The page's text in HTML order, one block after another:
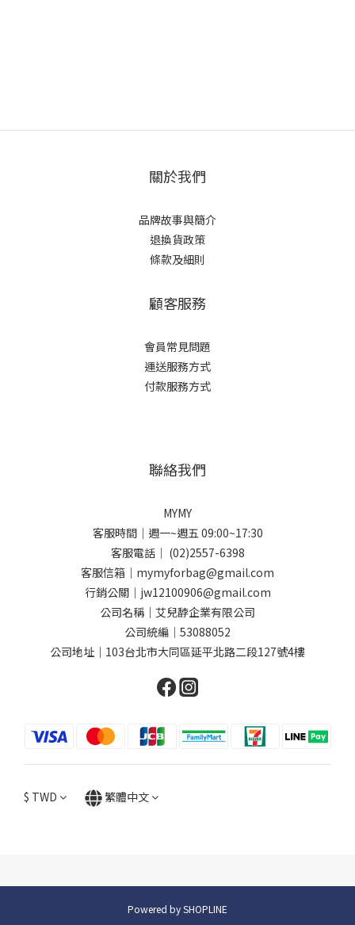
關於我們
品牌故事與簡介
退換貨政策
條款及細則
顧客服務
會員常見問題
運送服務方式
付款服務方式
聯絡我們
MYMY
客服時間｜週一~週五 09:00~17:30
客服電話｜ (02)2557-6398
客服信箱｜mymyforbag@gmail.com
行銷公關｜jw12100906@gmail.com
公司名稱｜艾兒馞企業有限公司
公司統編｜53088052
公司地址｜103台北市大同區延平北路二段127號4樓
$ TWD 繁體中文
Powered by SHOPLINE